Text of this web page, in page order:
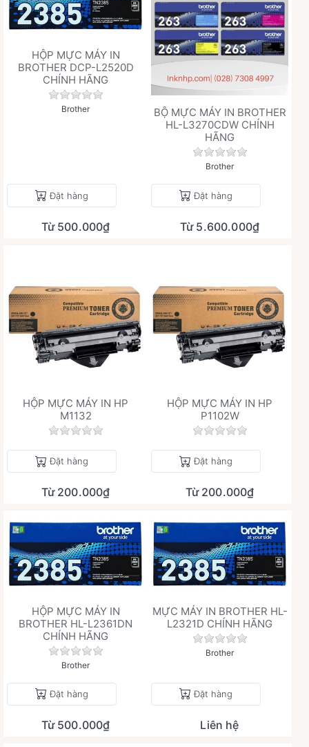
HỘP MỰC MÁY IN
BROTHER DCP-L2520D
CHÍNH HÃNG
Chưa có đánh giá nào cho sản phẩm này.
Brother
Đặt hàng
Từ 500.000₫
BỘ MỰC MÁY IN BROTHER
HL-L3270CDW CHÍNH
HÃNG
Chưa có đánh giá
Brother
Đặt hàng
Từ 5.600.000₫
HỘP MỰC MÁY IN HP
M1132
Chưa có đánh giá nào cho sản phẩm này.
Đặt hàng
Từ 200.000₫
HỘP MỰC MÁY IN HP
P1102W
Chưa có đánh giá
Đặt hàng
Từ 200.000₫
HỘP MỰC MÁY IN
BROTHER HL-L2361DN
CHÍNH HÃNG
Chưa có đánh giá nào cho sản phẩm này.
Brother
Đặt hàng
Từ 500.000₫
MỰC MÁY IN BROTHER HL-
L2321D CHÍNH HÃNG
Chưa có đánh giá
Brother
Đặt hàng
Liên hệ